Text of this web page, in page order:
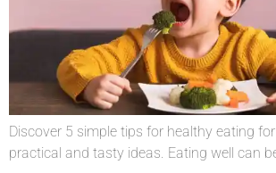
Discover 5 simple tips for healthy eating
practical and tasty ideas. Eating well can